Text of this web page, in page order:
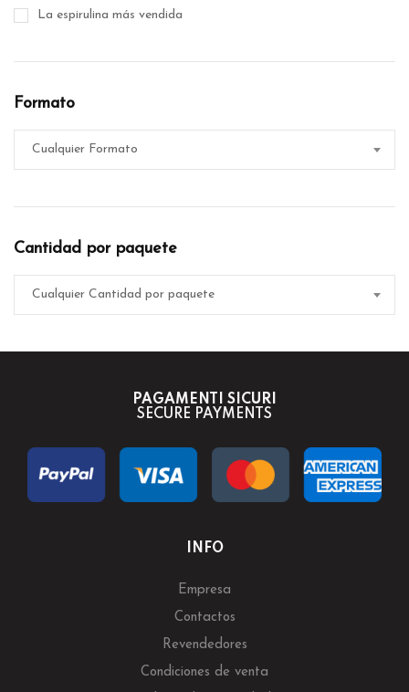
La espirulina más vendida
Formato
Cualquier Formato
Cantidad por paquete
Cualquier Cantidad por paquete
PAGAMENTI SICURI
SECURE PAYMENTS
INFO
Empresa
Contactos
Revendedores
Condiciones de venta